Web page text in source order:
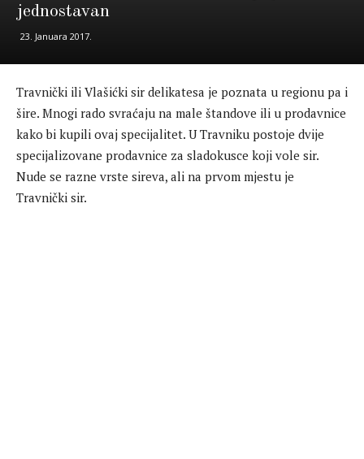
jednostavan
23. Januara 2017.
Travnički ili Vlašićki sir delikatesa je poznata u regionu pa i
šire. Mnogi rado svraćaju na male štandove ili u prodavnice
kako bi kupili ovaj specijalitet. U Travniku postoje dvije
specijalizovane prodavnice za sladokusce koji vole sir.
Nude se razne vrste sireva, ali na prvom mjestu je
Travnički sir.